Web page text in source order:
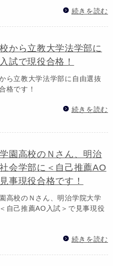
続きを読む
から立教大学法学部に
試で現役合格！
ら立教大学法学部に自由選抜
格です！
続きを読む
園高校のＮさん、明治
会学部に＜自己推薦AO
事現役合格です！
高校のＮさん、明治学院大学
自己推薦AO入試＞で見事現役
続きを読む